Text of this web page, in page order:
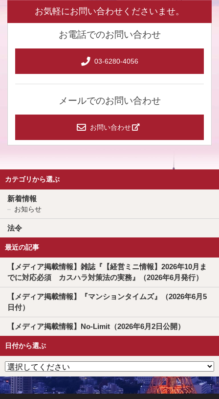
お気軽にお問い合わせくださいませ。
お電話でのお問い合わせ
03-6280-4056
メールでのお問い合わせ
お問い合わせ
カテゴリから選ぶ
新着情報
お知らせ
法令
最近の記事
【メディア掲載情報】雑誌『【経営ミニ情報】2026年10月ま
でに対応必須 カスハラ対策法の実務』（2026年6月発行）
【メディア掲載情報】『マンションタイムズ』（2026年6月5
日付）
【メディア掲載情報】No-Limit（2026年6月2日公開）
日付から選ぶ